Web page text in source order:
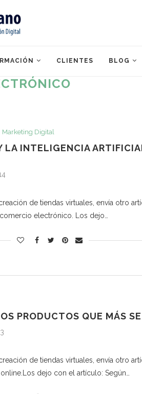
CLIENTES BLOG
Marketing Digital
LA INTELIGENCIA
de tiendas virtuales, envía otro
electrónico. Los dejo…
PRODUCTOS QUE MÁS
de tiendas virtuales, envía otro
dejo con el artículo: Según…